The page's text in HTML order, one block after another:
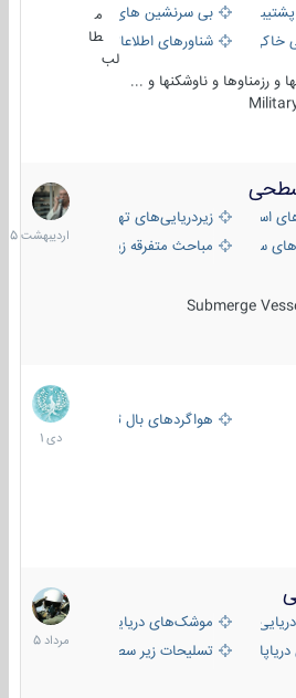
بی سرنشین های دریایی
و نیروبرشناورهای اطلاعاتی و جاسوسی
طا
لب
رزمناوها و ناوشکنها و ...
استراتژیکزیردریایی‌های تهاجمی
سبک
مباحث متفرقه زیرسطحی
Submerge
31
1405
هواگردهای بال ثابت
12
دی
1401
موشک‌های دریایی
تسلیحات زیر سطحی
2
مرداد
1405